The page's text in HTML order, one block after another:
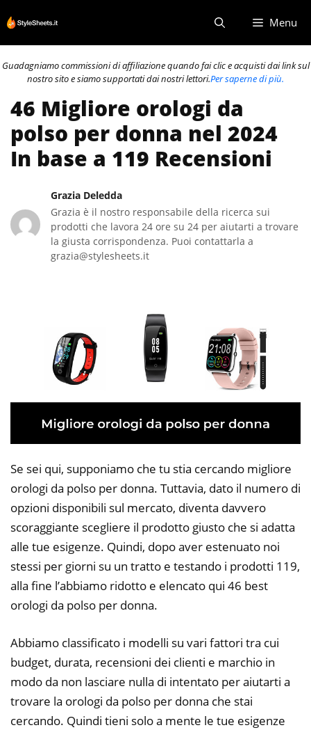
al
contenuto
Menu
Guadagniamo commissioni di affiliazione quando fai clic e acquisti dai link sul
nostro sito e siamo supportati dai nostri lettori.Per saperne di più.
46 Migliore orologi da
polso per donna nel 2024
In base a 119 Recensioni
Grazia Deledda
Grazia è il nostro responsabile della ricerca sui
prodotti che lavora 24 ore su 24 per aiutarti a trovare
la giusta corrispondenza. Puoi contattarla a
grazia@stylesheets.it
Se sei qui, supponiamo che tu stia cercando migliore
orologi da polso per donna. Tuttavia, dato il numero di
opzioni disponibili sul mercato, diventa davvero
scoraggiante scegliere il prodotto giusto che si adatta
alle tue esigenze. Quindi, dopo aver estenuato noi
stessi per giorni su un tratto e testando i prodotti 119,
alla fine l’abbiamo ridotto e elencato qui 46 best
orologi da polso per donna.
Abbiamo classificato i modelli su vari fattori tra cui
budget, durata, recensioni dei clienti e marchio in
modo da non lasciare nulla di intentato per aiutarti a
trovare la orologi da polso per donna che stai
cercando. Quindi tieni solo a mente le tue esigenze